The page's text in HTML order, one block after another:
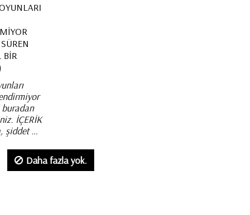
BIR
İÇERİK
şiddet …
Daha fazla yok.